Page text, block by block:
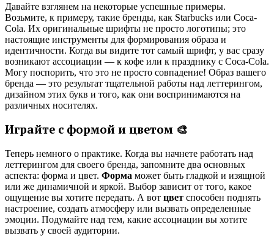
Давайте взглянем на некоторые успешные примеры.
Возьмите, к примеру, такие бренды, как Starbucks или Coca-
Cola. Их оригинальные шрифты не просто логотипы; это
настоящие инструменты для формирования образа и
идентичности. Когда вы видите тот самый шрифт, у вас сразу
возникают ассоциации — к кофе или к празднику с Coca-Cola.
Могу поспорить, что это не просто совпадение! Образ вашего
бренда — это результат тщательной работы над леттерингом,
дизайном этих букв и того, как они воспринимаются на
различных носителях.
Играйте с формой и цветом 🎨
Теперь немного о практике. Когда вы начнете работать над
леттерингом для своего бренда, запомните два основных
аспекта: форма и цвет. Форма может быть гладкой и изящной
или же динамичной и яркой. Выбор зависит от того, какое
ощущение вы хотите передать. А вот цвет способен поднять
настроение, создать атмосферу или вызвать определенные
эмоции. Подумайте над тем, какие ассоциации вы хотите
вызвать у своей аудитории.